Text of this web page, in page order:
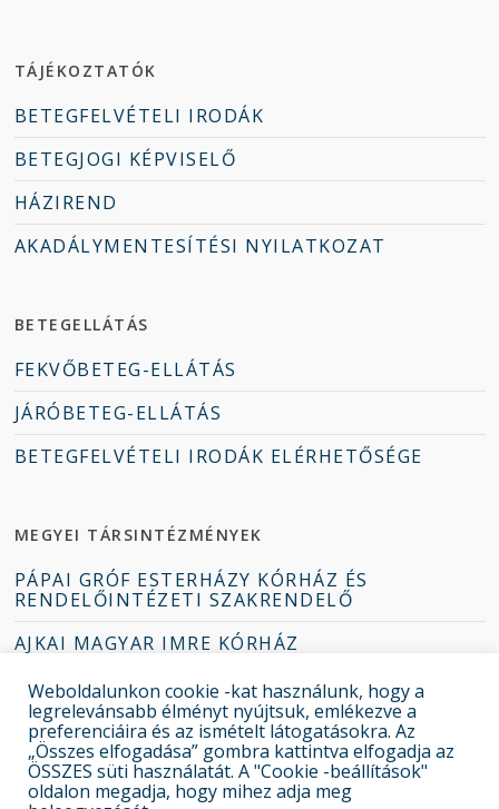
TÁJÉKOZTATÓK
BETEGFELVÉTELI IRODÁK
BETEGJOGI KÉPVISELŐ
HÁZIREND
AKADÁLYMENTESÍTÉSI NYILATKOZAT
BETEGELLÁTÁS
FEKVŐBETEG-ELLÁTÁS
JÁRÓBETEG-ELLÁTÁS
BETEGFELVÉTELI IRODÁK ELÉRHETŐSÉGE
MEGYEI TÁRSINTÉZMÉNYEK
PÁPAI GRÓF ESTERHÁZY KÓRHÁZ ÉS
RENDELŐINTÉZETI SZAKRENDELŐ
AJKAI MAGYAR IMRE KÓRHÁZ
TAPOLCAI DEÁK JENŐ KÓRHÁZ
ZIRCI ERZSÉBET KÓRHÁZ-RENDELŐINTÉZET
Weboldalunkon cookie -kat használunk, hogy a
legrelevánsabb élményt nyújtsuk, emlékezve a
preferenciáira és az ismételt látogatásokra. Az
„Összes elfogadása” gombra kattintva elfogadja az
ÖSSZES süti használatát. A "Cookie -beállítások"
oldalon megadja, hogy mihez adja meg